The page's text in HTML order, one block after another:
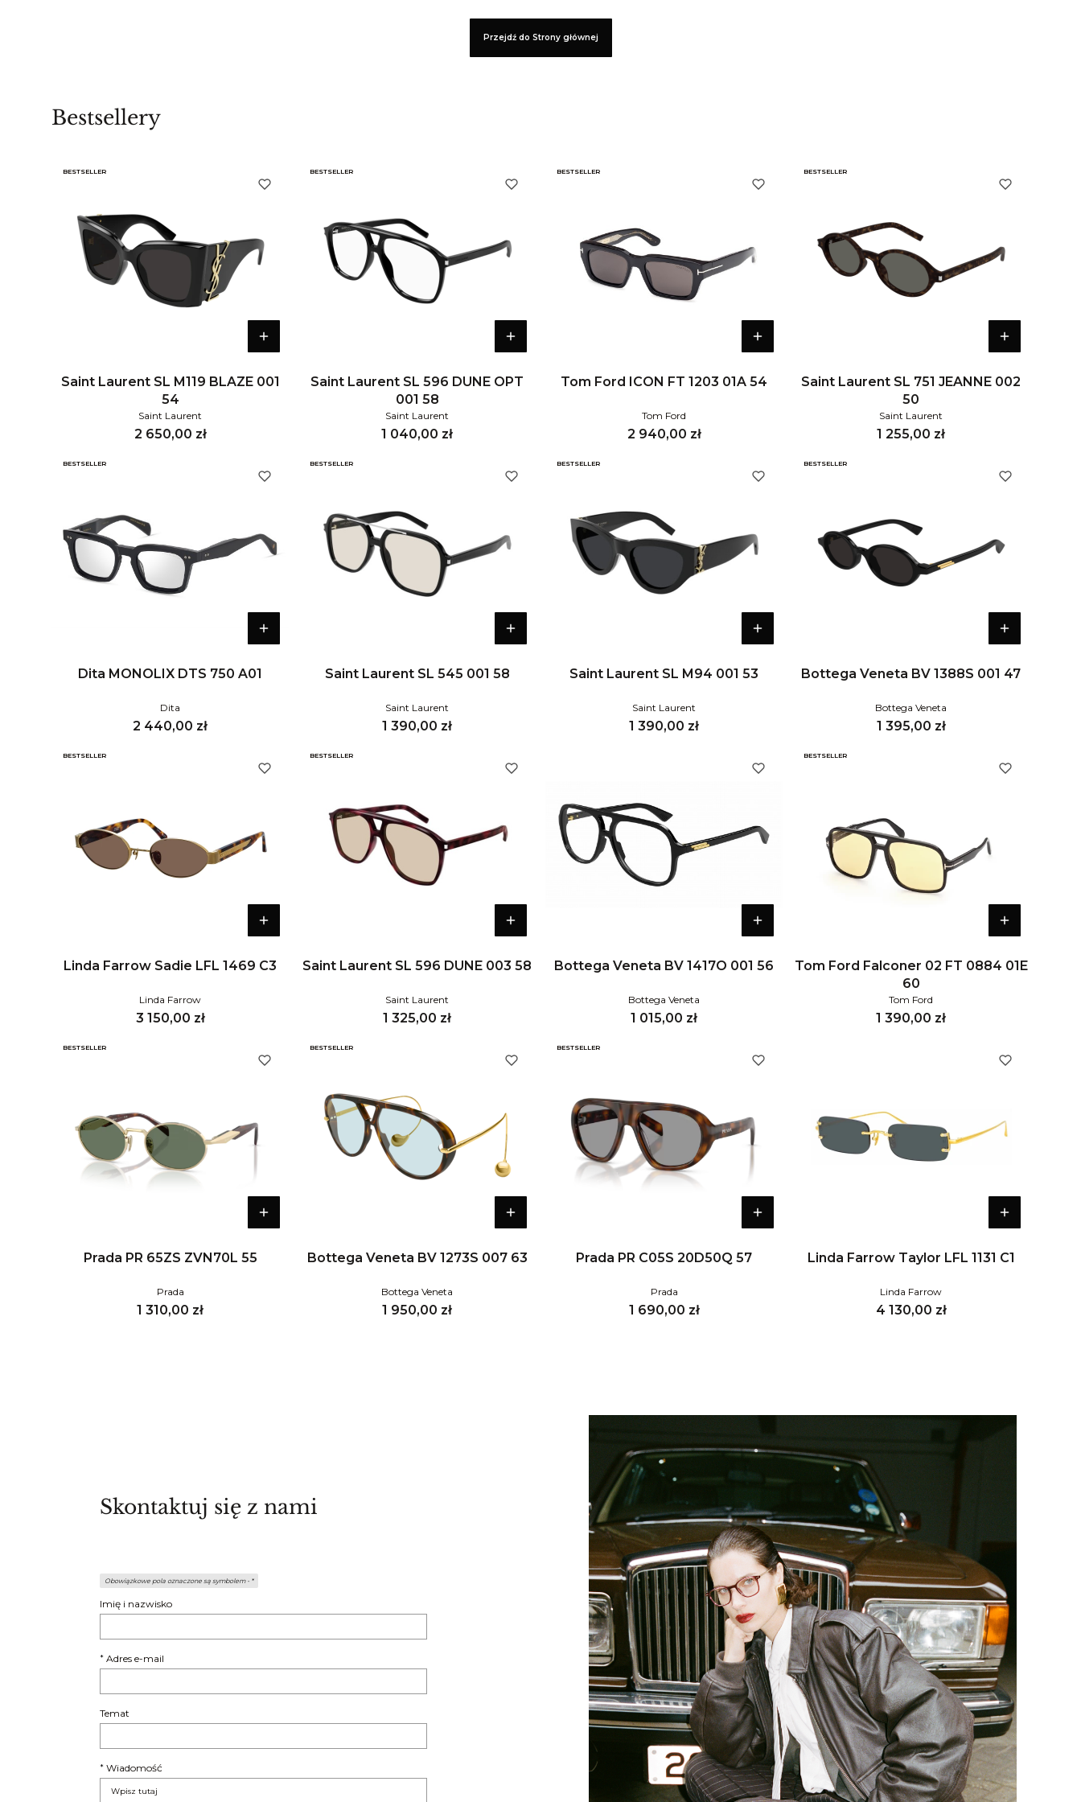
Przejdź do Strony głównej
Bestsellery
BESTSELLER
Saint Laurent SL M119 BLAZE 001
54
Saint Laurent
Cena
2 650,00 zł
BESTSELLER
Saint Laurent SL 596 DUNE OPT
001 58
Saint Laurent
Cena
1 040,00 zł
BESTSELLER
Tom Ford ICON FT 1203 01A 54
Tom Ford
Cena
2 940,00 zł
BESTSELLER
Saint Laurent SL 751 JEANNE 002
50
Saint Laurent
Cena
1 255,00 zł
BESTSELLER
Dita MONOLIX DTS 750 A01
Dita
Cena
2 440,00 zł
BESTSELLER
Saint Laurent SL 545 001 58
Saint Laurent
Cena
1 390,00 zł
BESTSELLER
Saint Laurent SL M94 001 53
Saint Laurent
Cena
1 390,00 zł
BESTSELLER
Bottega Veneta BV 1388S 001 47
Bottega Veneta
Cena
1 395,00 zł
BESTSELLER
Linda Farrow Sadie LFL 1469 C3
Linda Farrow
Cena
3 150,00 zł
BESTSELLER
Saint Laurent SL 596 DUNE 003 58
Saint Laurent
Cena
1 325,00 zł
Bottega Veneta BV 1417O 001 56
Bottega Veneta
Cena
1 015,00 zł
BESTSELLER
Tom Ford Falconer 02 FT 0884 01E
60
Tom Ford
Cena
1 390,00 zł
BESTSELLER
Prada PR 65ZS ZVN70L 55
Prada
Cena
1 310,00 zł
BESTSELLER
Bottega Veneta BV 1273S 007 63
Bottega Veneta
Cena
1 950,00 zł
BESTSELLER
Prada PR C05S 20D50Q 57
Prada
Cena
1 690,00 zł
Linda Farrow Taylor LFL 1131 C1
Linda Farrow
Cena
4 130,00 zł
Skontaktuj się z nami
Obowiązkowe pola oznaczone są symbolem - *
Imię i nazwisko
* Adres e-mail
Temat
* Wiadomość